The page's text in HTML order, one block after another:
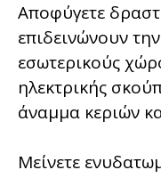
Αποφύγετε
επιδεινώνουν
εσωτερικούς
ηλεκτρικής
άναμμα κεριών
Μείνετε